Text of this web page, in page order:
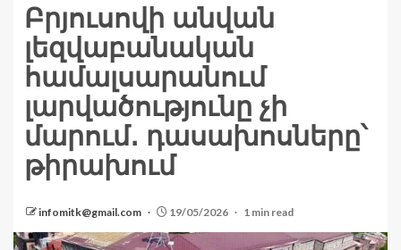
Բրյուսովի անվան
լեզվաբանական
համալսարանում
լարվածությունը չի
մարում․ դասախոսները՝
թիրախում
infomitk@gmail.com 19/05/2026 1 min read